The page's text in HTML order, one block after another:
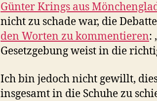
Günter Krings aus
nicht zu schade war, die
den Worten zu kommentieren:
Gesetzgebung weist in die
Ich bin jedoch nicht gewillt,
insgesamt in die Schuhe zu